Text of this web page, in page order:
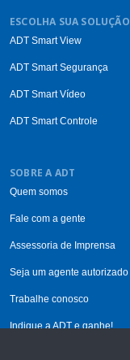
ESCOLHA SUA SOLUÇÃO
ADT Smart View
ADT Smart Segurança
ADT Smart Vídeo
ADT Smart Controle
SOBRE A ADT
Quem somos
Fale com a gente
Assessoria de Imprensa
Seja um agente autorizado
Trabalhe conosco
Indique a ADT e ganhe!